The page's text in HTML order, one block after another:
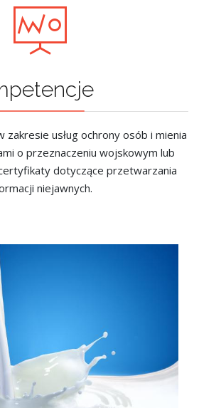
zakresie usług ochrony osób i mienia
o przeznaczeniu wojskowym lub
dotyczące przetwarzania
niejawnych.